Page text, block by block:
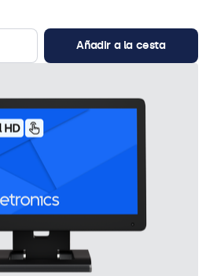
Añadir a la cesta